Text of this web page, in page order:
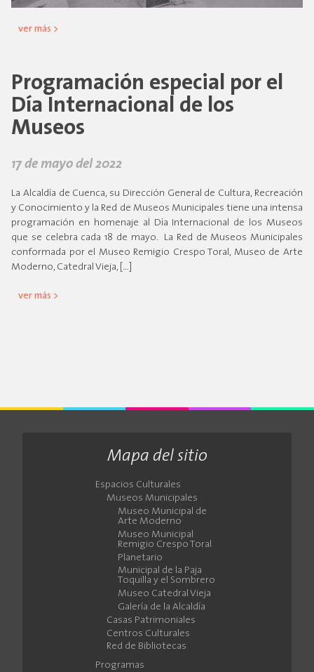
ver más >
Programación especial por el
Día Internacional de los
Museos
17 de mayo del 2022
La Alcaldía de Cuenca, su Dirección General de Cultura, Recreación
y Conocimiento y la Red de Museos Municipales tiene una intensa
programación en homenaje al Día Internacional de los Museos
que se celebra cada 18 de mayo. La Red de Museos Municipales
conformada por el Museo Remigio Crespo Toral, Museo de Arte
Moderno, Catedral Vieja, […]
ver más >
Mapa del sitio
Espacios Culturales
Museos Municipales
Museo Municipal de
Arte Moderno
Museo Municipal
Remigio Crespo Toral
Planetario
Municipal de la Paja
Toquilla y el Sombrero
Museo Catedral Vieja
Galería de la Alcaldía
Casas Patrimoniales
Centros Culturales
Red de Bibliotecas
Programas